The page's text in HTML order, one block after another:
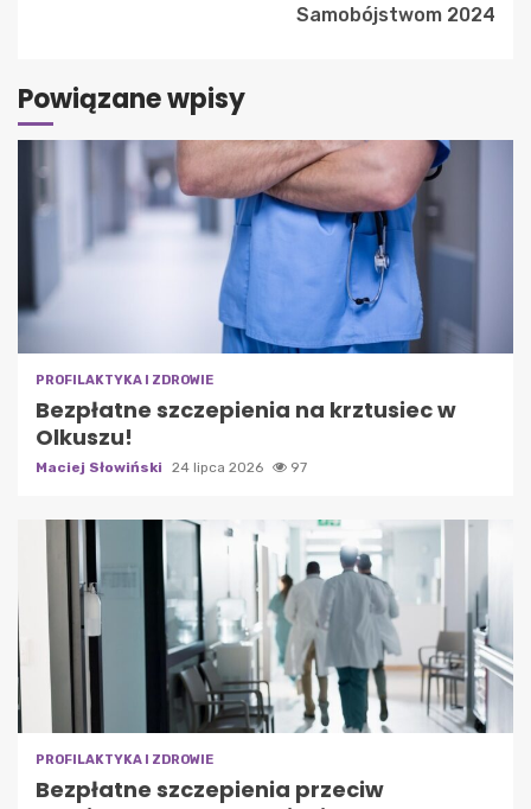
Samobójstwom 2024
Powiązane wpisy
PROFILAKTYKA I ZDROWIE
Bezpłatne szczepienia na krztusiec w
Olkuszu!
Maciej Słowiński 24 lipca 2026 97
PROFILAKTYKA I ZDROWIE
Bezpłatne szczepienia przeciw